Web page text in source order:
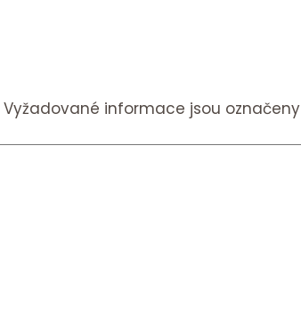
Vyžadované informace jsou označeny